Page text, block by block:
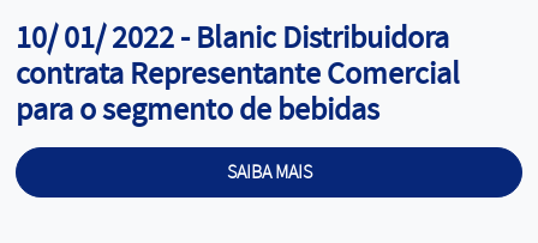
Cargo:
10/ 01/ 2022 - Blanic Distribuidora
contrata Representante Comercial
para o segmento de bebidas
SAIBA MAIS